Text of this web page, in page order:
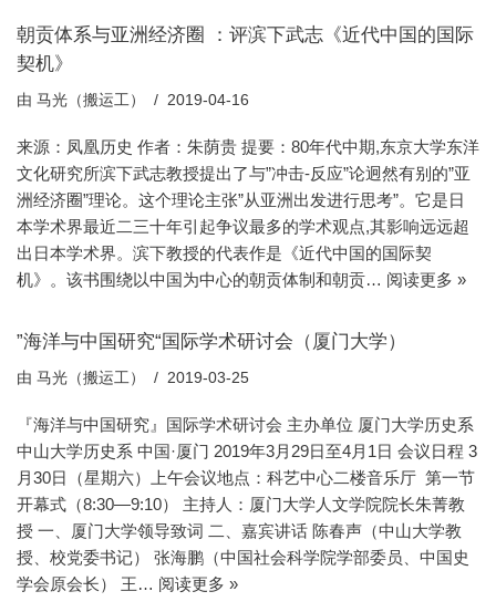
朝贡体系与亚洲经济圈 ：评滨下武志《近代中国的国际
契机》
由 马光（搬运工） 2019-04-16
来源：凤凰历史 作者：朱荫贵 提要：80年代中期,东京大学东洋
文化研究所滨下武志教授提出了与”冲击-反应”论迥然有别的”亚
洲经济圈”理论。这个理论主张”从亚洲出发进行思考”。它是日
本学术界最近二三十年引起争议最多的学术观点,其影响远远超
出日本学术界。滨下教授的代表作是《近代中国的国际契
机》。该书围绕以中国为中心的朝贡体制和朝贡… 阅读更多 »
”海洋与中国研究“国际学术研讨会（厦门大学）
由 马光（搬运工） 2019-03-25
『海洋与中国研究』国际学术研讨会 主办单位 厦门大学历史系
中山大学历史系 中国·厦门 2019年3月29日至4月1日 会议日程 3
月30日（星期六）上午会议地点：科艺中心二楼音乐厅 第一节
开幕式（8:30—9:10） 主持人：厦门大学人文学院院长朱菁教
授 一、厦门大学领导致词 二、嘉宾讲话 陈春声（中山大学教
授、校党委书记） 张海鹏（中国社会科学院学部委员、中国史
学会原会长） 王… 阅读更多 »